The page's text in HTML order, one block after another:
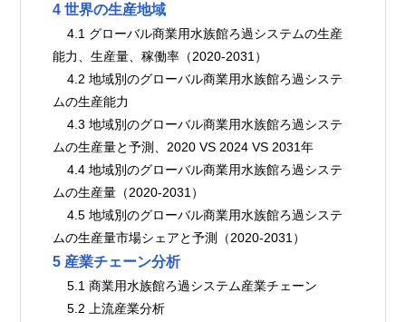
4 世界の生産地域
    4.1 グローバル商業用水族館ろ過システムの生産
能力、生産量、稼働率（2020-2031）
    4.2 地域別のグローバル商業用水族館ろ過システ
ムの生産能力
    4.3 地域別のグローバル商業用水族館ろ過システ
ムの生産量と予測、2020 VS 2024 VS 2031年
    4.4 地域別のグローバル商業用水族館ろ過システ
ムの生産量（2020-2031）
    4.5 地域別のグローバル商業用水族館ろ過システ
ムの生産量市場シェアと予測（2020-2031）
5 産業チェーン分析
    5.1 商業用水族館ろ過システム産業チェーン
    5.2 上流産業分析